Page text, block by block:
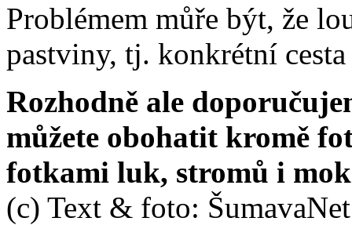
Problémem můře být, že
pastviny, tj. konkrétní
Rozhodně ale
můžete obohatit kromě
fotkami luk, stromů i
(c) Text & foto: